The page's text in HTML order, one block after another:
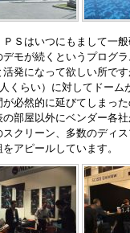
ＰＳはいつにもまして一
デモが続くというプログ
活発になって欲しい所で
くらい）に対してドー
が必然的に延びてしまっ
の部屋以外にベンダー各
スクリーン、多数のディ
アピールしています。